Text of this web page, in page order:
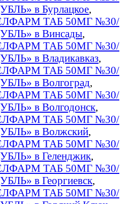
в Бурлацкое,
ТАБ 50МГ №30/
в Винсады,
ТАБ 50МГ №30/
в Владикавказ,
ТАБ 50МГ №30/
в Волгоград,
ТАБ 50МГ №30/
в Волгодонск,
ТАБ 50МГ №30/
в Волжский,
ТАБ 50МГ №30/
в Геленджик,
ТАБ 50МГ №30/
в Георгиевск,
ТАБ 50МГ №30/